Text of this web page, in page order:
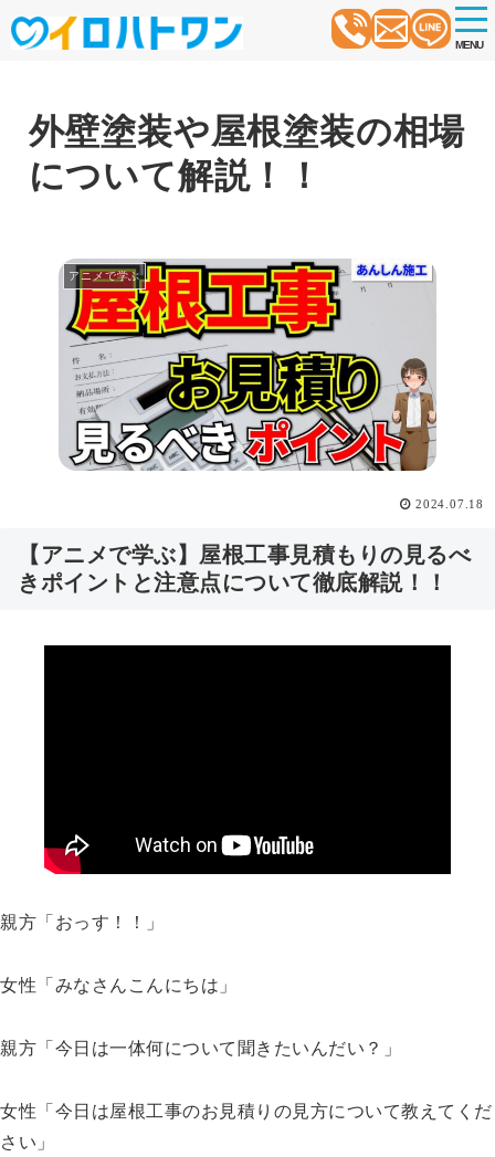
t
o
g
MENU
外壁塗装や屋根塗装の相場
について解説！！
アニメで学ぶ
2024.07.18
【アニメで学ぶ】屋根工事見積もりの見るべ
きポイントと注意点について徹底解説！！
親方「おっす！！」
女性「みなさんこんにちは」
親方「今日は一体何について聞きたいんだい？」
女性「今日は屋根工事のお見積りの見方について教えてくだ
さい」